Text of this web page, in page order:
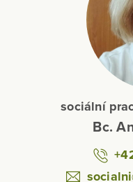
sociální
Bc.